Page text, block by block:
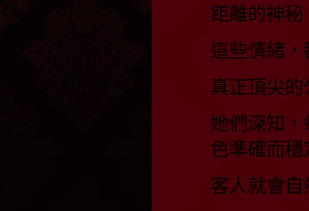
距離的神秘
這些情緒
真正頂尖
她們深知
色準確而
客人就會